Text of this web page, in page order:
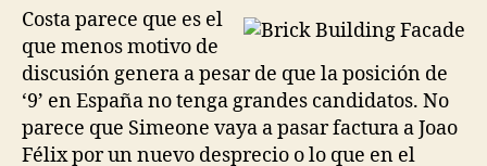
entrada
Costa parece que es el
que menos motivo de
discusión genera a pesar de que la posición de
‘9’ en España no tenga grandes candidatos. No
parece que Simeone vaya a pasar factura a Joao
Félix por un nuevo desprecio o lo que en el